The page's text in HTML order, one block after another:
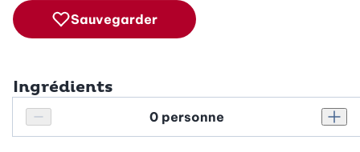
Sauvegarder
Ingrédients
Réduire le nombre de personnes
Personnes